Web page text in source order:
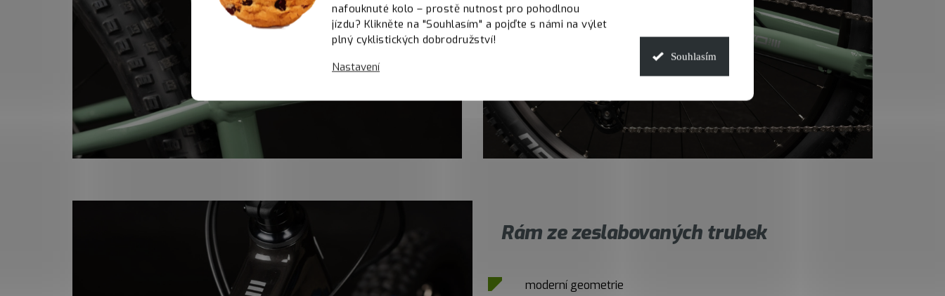
nafouknuté kolo – prostě nutnost pro pohodlnou
jízdu? Klikněte na "Souhlasím" a pojďte s námi na výlet
plný cyklistických dobrodružství!
Nastavení
Souhlasím
Rám ze zeslabovaných trubek
moderní geometrie